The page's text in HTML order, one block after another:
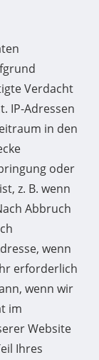
Verdacht
IP-Adressen
in den
oder
z. B. wenn
Abbruch
wenn
erforderlich
wenn wir
im
Website
Ihres